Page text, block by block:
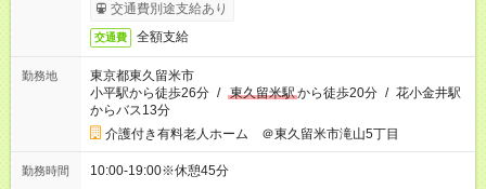
交通費別途支給あり
交通費 全額支給
勤務地
東京都東久留米市
小平駅から徒歩26分 / 東久留米駅から徒歩20分 / 花小金井駅
からバス13分
介護付き有料老人ホーム ＠東久留米市滝山5丁目
勤務時間 10:00-19:00※休憩45分